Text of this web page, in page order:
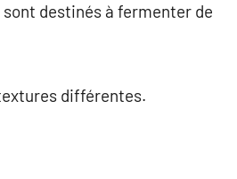
destinés à fermenter de
différentes.